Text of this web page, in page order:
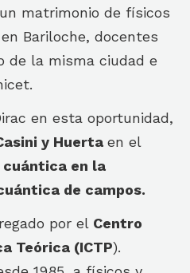
matrimonio de físicos
Bariloche, docentes
de la misma ciudad e
en esta oportunidad,
y Huerta en el
en la
de campos.
por el Centro
Teórica (ICTP).